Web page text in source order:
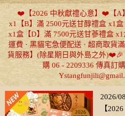
❤️【2026 中秋獻禮心意】❤️【A
x1【B】滿 2500元送甘醇禮盒 x1
x1盒【D】滿 7500元送甘蔘禮盒
運費 · 黑貓宅急便配送 · 超商取貨
貨服務】(除星期日與外島之外
購 06 - 2209336 傳真訂
2026/
【